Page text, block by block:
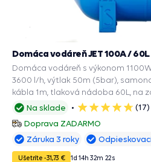
Na sklade
5
hviezdičiek
(17)
Doprava ZADARMO
Domáca vodáreň JET 100A / 60L
Domáca vodáreň s výkonom
3600 l/h, výtlak 50m (5bar),
kábla 1m, tlaková nádoba 60L, na
Záruka 3 roky
Ušetríte -31,73 € 1d 14h 32m 20s